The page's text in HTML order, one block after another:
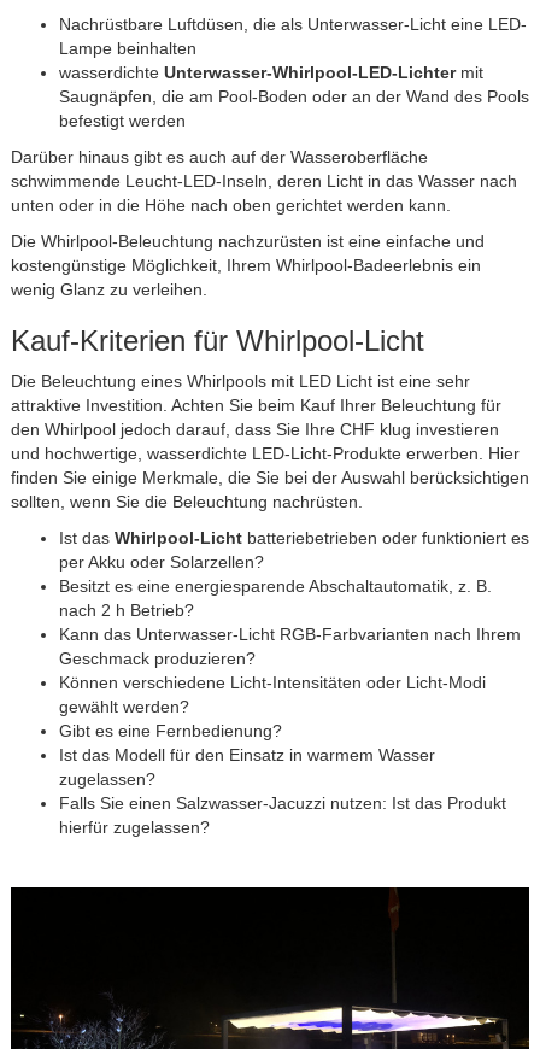
Nachrüstbare Luftdüsen, die als Unterwasser-Licht eine LED-
Lampe beinhalten
wasserdichte Unterwasser-Whirlpool-LED-Lichtermit
Saugnäpfen, die am Pool-Boden oder an der Wand des Pools
befestigt werden
Darüber hinaus gibt es auch auf der Wasseroberfläche
schwimmende Leucht-LED-Inseln, deren Licht in das Wasser nach
unten oder in die Höhe nach oben gerichtet werden kann.
Die Whirlpool-Beleuchtung nachzurüsten ist eine einfache und
kostengünstige Möglichkeit, Ihrem Whirlpool-Badeerlebnis ein
wenig Glanz zu verleihen.
Kauf-Kriterien für Whirlpool-Licht
Die Beleuchtung eines Whirlpools mit LED Licht ist eine sehr
attraktive Investition. Achten Sie beim Kauf Ihrer Beleuchtung für
den Whirlpool jedoch darauf, dass Sie Ihre CHF klug investieren
und hochwertige, wasserdichte LED-Licht-Produkte erwerben. Hier
finden Sie einige Merkmale, die Sie bei der Auswahl berücksichtigen
sollten, wenn Sie die Beleuchtung nachrüsten.
Ist das Whirlpool-Lichtbatteriebetrieben oder funktioniert es
per Akku oder Solarzellen?
Besitzt es eine energiesparende Abschaltautomatik, z. B.
nach 2 h Betrieb?
Kann das Unterwasser-Licht RGB-Farbvarianten nach Ihrem
Geschmack produzieren?
Können verschiedene Licht-Intensitäten oder Licht-Modi
gewählt werden?
Gibt es eine Fernbedienung?
Ist das Modell für den Einsatz in warmem Wasser
zugelassen?
Falls Sie einen Salzwasser-Jacuzzi nutzen: Ist das Produkt
hierfür zugelassen?